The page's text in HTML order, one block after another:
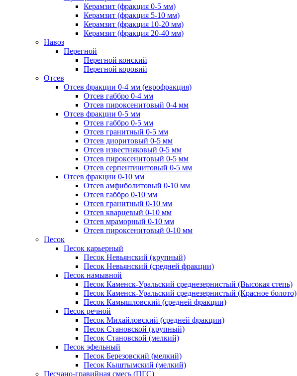
Керамзит (фракция 0-5 мм)
Керамзит (фракция 5-10 мм)
Керамзит (фракция 10-20 мм)
Керамзит (фракция 20-40 мм)
Навоз
Перегной
Перегной конский
Перегной коровий
Отсев
Отсев фракции 0-4 мм (еврофракция)
Отсев габбро 0-4 мм
Отсев пироксенитовый 0-4 мм
Отсев фракции 0-5 мм
Отсев габбро 0-5 мм
Отсев гранитный 0-5 мм
Отсев диоритовый 0-5 мм
Отсев известняковый 0-5 мм
Отсев пироксенитовый 0-5 мм
Отсев серпентинитовый 0-5 мм
Отсев фракции 0-10 мм
Отсев амфиболитовый 0-10 мм
Отсев габбро 0-10 мм
Отсев гранитный 0-10 мм
Отсев кварцевый 0-10 мм
Отсев мраморный 0-10 мм
Отсев пироксенитовый 0-10 мм
Песок
Песок карьерный
Песок Невьянский (крупный)
Песок Невьянский (средней фракции)
Песок намывной
Песок Каменск-Уральский среднезернистый (Высокая степь)
Песок Каменск-Уральский среднезернистый (Красное болото)
Песок Камышловский (средней фракции)
Песок речной
Песок Михайловский (средней фракции)
Песок Становской (крупный)
Песок Становской (мелкий)
Песок эфельный
Песок Березовский (мелкий)
Песок Кыштымский (мелкий)
Песчано-гравийная смесь (ПГС)